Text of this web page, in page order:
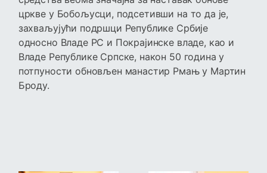
цркве у Бобољусци, подсетивши на то да је,
захваљујући подршци Републике Србије
односно Владе РС и Покрајинске владе, као и
Владе Републике Српске, након 50 година у
потпуности обновљен манастир Рмањ у Мартин
Броду.